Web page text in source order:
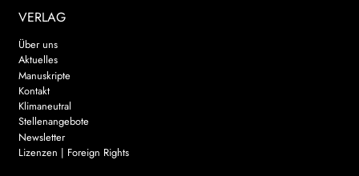
VERLAG
Über uns
Aktuelles
Manuskripte
Kontakt
Klimaneutral
Stellenangebote
Newsletter
Lizenzen | Foreign Rights